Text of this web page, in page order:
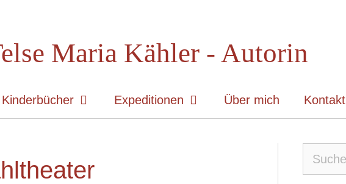
Maria Kähler - Autorin
Kinderbücher Expeditionen Über mich Kontakt
nach: